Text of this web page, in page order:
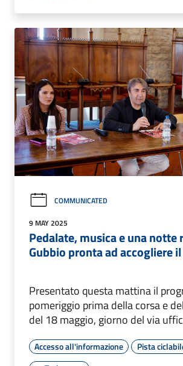
COMMUNICATED
9 MAY 2025
Pedalate, musica e una notte
Gubbio pronta ad accogliere
Presentato questa mattina il
pomeriggio prima della corsa e
del 18 maggio, giorno del via
Accesso all'informazione
Pista